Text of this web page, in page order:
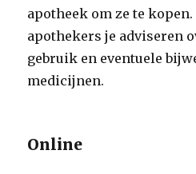
apotheek om ze te
apothekers je adviseren
gebruik en eventuele
medicijnen.
Online